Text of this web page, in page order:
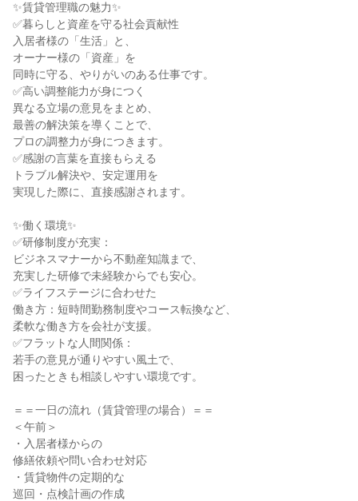
✨賃貸管理職の魅力✨
✅暮らしと資産を守る社会貢献性
入居者様の「生活」と、
オーナー様の「資産」を
同時に守る、やりがいのある仕事です。
✅高い調整能力が身につく
異なる立場の意見をまとめ、
最善の解決策を導くことで、
プロの調整力が身につきます。
✅感謝の言葉を直接もらえる
トラブル解決や、安定運用を
実現した際に、直接感謝されます。
✨働く環境✨
✅研修制度が充実：
ビジネスマナーから不動産知識まで、
充実した研修で未経験からでも安心。
✅ライフステージに合わせた
働き方：短時間勤務制度やコース転換など、
柔軟な働き方を会社が支援。
✅フラットな人間関係：
若手の意見が通りやすい風土で、
困ったときも相談しやすい環境です。
＝＝一日の流れ（賃貸管理の場合）＝＝
＜午前＞
・入居者様からの
修繕依頼や問い合わせ対応
・賃貸物件の定期的な
巡回・点検計画の作成